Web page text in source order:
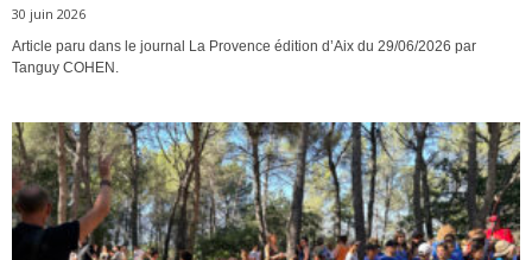
30 juin 2026
Article paru dans le journal La Provence édition d’Aix du 29/06/2026 par
Tanguy COHEN.